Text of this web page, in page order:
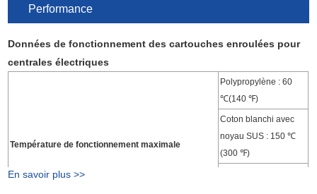
Performance
Données de fonctionnement des cartouches enroulées pour
centrales électriques
Température de fonctionnement maximale
Polypropylène : 60
℃(140 ℉)
Coton blanchi avec
noyau SUS : 150 ℃
(300 ℉)
En savoir plus >>